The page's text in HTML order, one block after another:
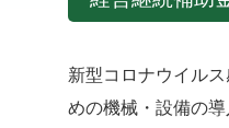
新型コロナウイル
めの機械・設備の